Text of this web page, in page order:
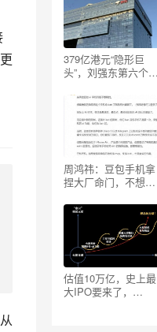
379亿港元“隐形巨
头”，刘强东第六个
周鸿祎：豆包手机拿
捏大厂命门，不想做
虑了
估值10万亿，史上最
大IPO要来了，